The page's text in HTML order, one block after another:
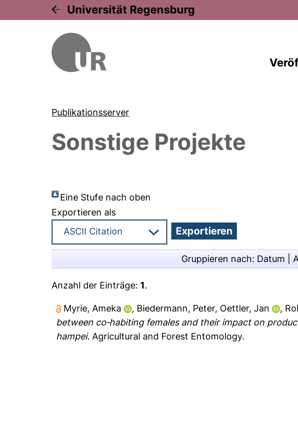
Universität Regensburg
Publikationsserver
Sonstige Projekte
Eine Stufe nach oben
Exportieren als
Gruppieren nach: Datum
Anzahl der Einträge:1.
Myrie, Ameka , Biedermann, Peter, Oettler, Jan ,
between co‐habiting females and their impact on
hampei. Agricultural and Forest Entomology.